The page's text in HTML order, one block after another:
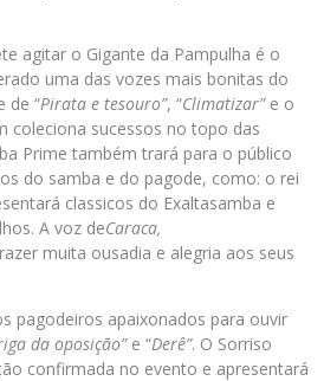
agitar o Gigante da Pampulha é o
uma das vozes mais bonitas do
de “Pirata e tesouro”, “Climatizar”e o
coleciona sucessos no topo das
Prime também trará para o público
do samba e do pagode, como: o rei
classicos do Exaltasamba e
A voz deCaraca,
muita ousadia e alegria aos seus
pagodeiros apaixonados para ouvir
da oposição”e “Derê”. O Sorriso
confirmada no evento e apresentará